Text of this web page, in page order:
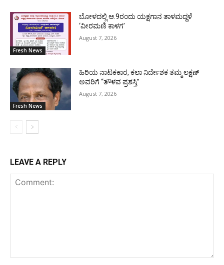
Fresh News
ಬೋಳದಲ್ಲಿ ಆ.9ರಂದು ಯಕ್ಷಗಾನ ತಾಳಮದ್ದಳೆ
‘ವೀರಮಣಿ ಕಾಳಗ’
August 7, 2026
Fresh News
ಹಿರಿಯ ನಾಟಕಕಾರ, ಕಲಾ ನಿರ್ದೇಶಕ ತಮ್ಮ ಲಕ್ಷಣ್
ಅವರಿಗೆ “ತೌಳವ ಪ್ರಶಸ್ತಿ”
August 7, 2026
LEAVE A REPLY